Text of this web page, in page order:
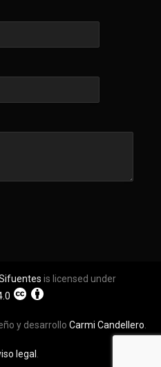
is licensed under
y desarrollo Carmi Candellero.
legal .